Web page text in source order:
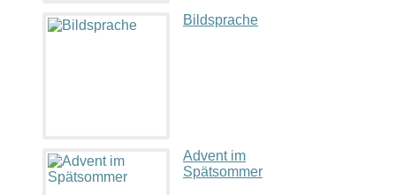
Bildsprache
Advent im
Spätsommer